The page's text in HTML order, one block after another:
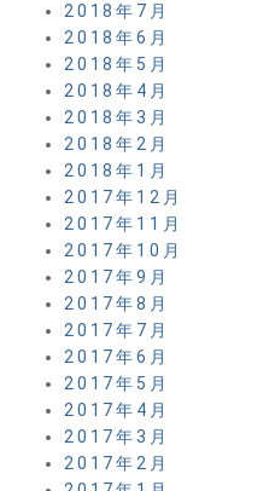
2018年7月
2018年6月
2018年5月
2018年4月
2018年3月
2018年2月
2018年1月
2017年12月
2017年11月
2017年10月
2017年9月
2017年8月
2017年7月
2017年6月
2017年5月
2017年4月
2017年3月
2017年2月